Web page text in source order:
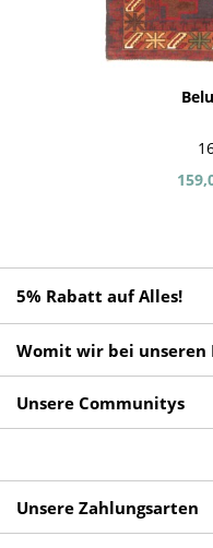
5% Rabatt auf Alles!
Womit wir bei unseren
Unsere Communitys
Unsere Zahlungsarten